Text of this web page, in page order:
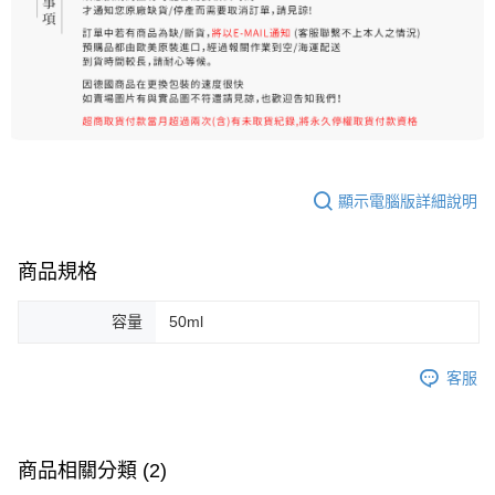
顯示電腦版詳細說明
商品規格
容量 50ml
客服
商品相關分類 (2)